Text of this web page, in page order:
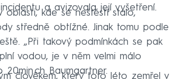
a avizovala její vyšetření.
oblasti, kde se neštěstí stalo,
středně obtížné. Jinak tomu podle
„Při takový podmínkách se pak
vodou, je v něm velmi málo
Baumgartner.
člověkem, který toto léto zemřel v